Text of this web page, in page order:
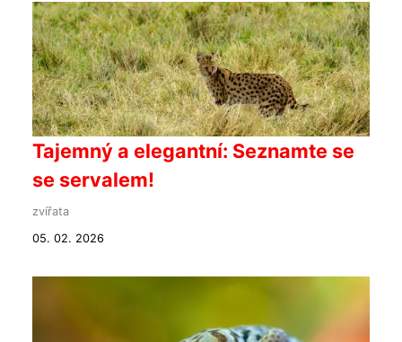
Tajemný a elegantní: Seznamte se
se servalem!
zvířata
05. 02. 2026